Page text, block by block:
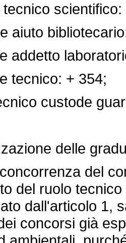
scientifico:
+ 354;
custode
delle
del
del ruolo
dall'articolo 1,
concorsi già